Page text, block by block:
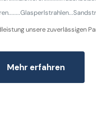
unsere zuverlässigen
Mehr erfahren